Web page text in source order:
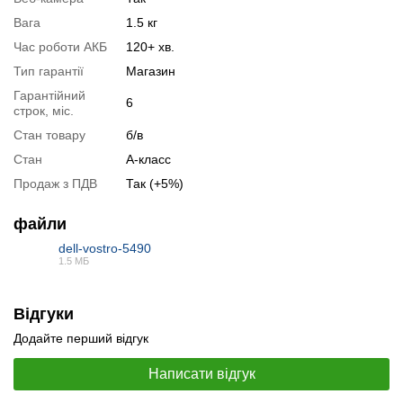
Специфікація відеокарти:
Тестування відеокарти:nVidia GeForce MX250
Відеоогляд
Запит оптової ціни
Слідкувати в Instagram
Слідкувати на Facebook
Вага
1.5 кг
Час роботи АКБ
120+ хв.
Тип гарантії
Магазин
Гарантійний
строк, міс.
6
Стан товару
б/в
Стан
А-класс
Продаж з ПДВ
Так (+5%)
файли
dell-vostro-5490
1.5 МБ
Відгуки
Додайте перший відгук
Написати відгук